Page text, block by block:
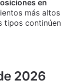
en
más altos
tipos continúen
2026